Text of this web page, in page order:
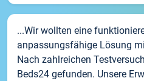
...Wir wollten eine
anpassungsfähige Lösung
Nach zahlreichen
Beds24 gefunden. Unsere